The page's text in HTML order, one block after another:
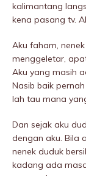
kalimantang
kena pasang tv.
Aku faham,
menggeletar,
Aku yang masih
Nasib baik
lah tau mana
Dan sejak aku
dengan aku. Bila
nenek duduk
kadang ada